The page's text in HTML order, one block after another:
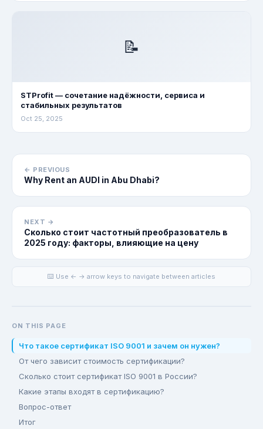
📝
STProfit — сочетание надёжности, сервиса и
стабильных результатов
Oct 25, 2025
← PREVIOUS
Why Rent an AUDI in Abu Dhabi?
NEXT →
Сколько стоит частотный преобразователь в
2025 году: факторы, влияющие на цену
⌨️ Use ← → arrow keys to navigate between articles
ON THIS PAGE
Что такое сертификат ISO 9001 и зачем он нужен?
От чего зависит стоимость сертификации?
Сколько стоит сертификат ISO 9001 в России?
Какие этапы входят в сертификацию?
Вопрос-ответ
Итог